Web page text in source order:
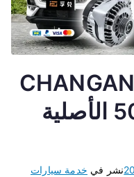
قطع غيار شانجان CHANGAN
الكويت 50805535 الأصلية
نشر في خدمة سيارات